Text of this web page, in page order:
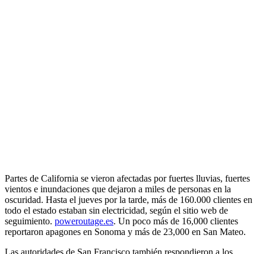
Partes de California se vieron afectadas por fuertes lluvias, fuertes
vientos e inundaciones que dejaron a miles de personas en la
oscuridad. Hasta el jueves por la tarde, más de 160.000 clientes en
todo el estado estaban sin electricidad, según el sitio web de
seguimiento. poweroutage.es. Un poco más de 16,000 clientes
reportaron apagones en Sonoma y más de 23,000 en San Mateo.
Las autoridades de San Francisco también respondieron a los